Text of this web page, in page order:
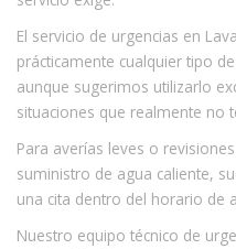
El servicio de urgencias en
prácticamente cualquier tipo
aunque sugerimos utilizarlo
situaciones que realmente no
Para averías leves o
suministro de agua caliente,
una cita dentro del horario de
Nuestro equipo técnico de